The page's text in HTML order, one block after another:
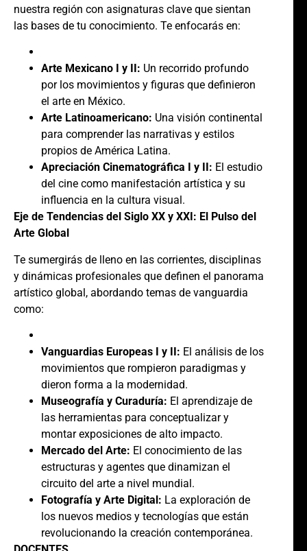
nuestra región con asignaturas clave que sientan
las bases de tu conocimiento. Te enfocarás en:
Arte Mexicano I y II: Un recorrido profundo
por los movimientos y figuras que definieron
el arte en México.
Arte Latinoamericano: Una visión continental
para comprender las narrativas y estilos
propios de América Latina.
Apreciación Cinematográfica I y II: El estudio
del cine como manifestación artística y su
influencia en la cultura visual.
Eje de Tendencias del Siglo XX y XXI: El Pulso del
Arte Global
Te sumergirás de lleno en las corrientes, disciplinas
y dinámicas profesionales que definen el panorama
artístico global, abordando temas de vanguardia
como:
Vanguardias Europeas I y II: El análisis de los
movimientos que rompieron paradigmas y
dieron forma a la modernidad.
Museografía y Curaduría: El aprendizaje de
las herramientas para conceptualizar y
montar exposiciones de alto impacto.
Mercado del Arte: El conocimiento de las
estructuras y agentes que dinamizan el
circuito del arte a nivel mundial.
Fotografía y Arte Digital: La exploración de
los nuevos medios y tecnologías que están
revolucionando la creación contemporánea.